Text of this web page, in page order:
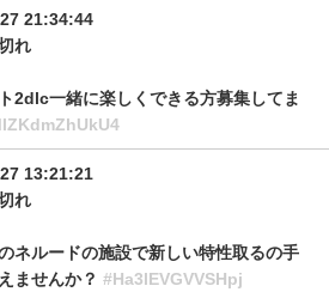
21:34:44
れ
2dlc一緒に楽しくできる方募集してま
13:21:21
れ
ネルードの施設で新しい特性取るの手
ませんか？ #Ha3lEVGVVSHpj